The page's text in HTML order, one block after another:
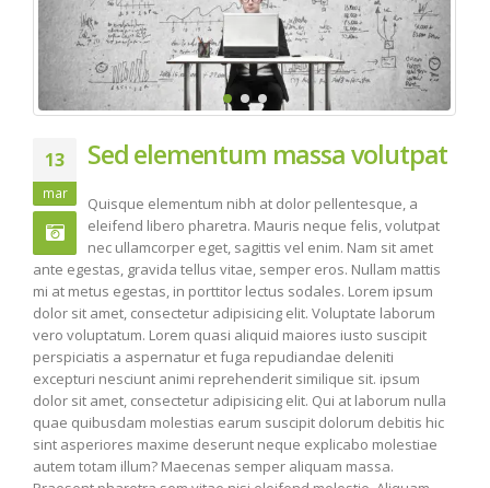
13
mar
Sed elementum massa volutpat
Quisque elementum nibh at dolor pellentesque, a
eleifend libero pharetra. Mauris neque felis, volutpat
nec ullamcorper eget, sagittis vel enim. Nam sit amet
ante egestas, gravida tellus vitae, semper eros. Nullam mattis
mi at metus egestas, in porttitor lectus sodales. Lorem ipsum
dolor sit amet, consectetur adipisicing elit. Voluptate laborum
vero voluptatum. Lorem quasi aliquid maiores iusto suscipit
perspiciatis a aspernatur et fuga repudiandae deleniti
excepturi nesciunt animi reprehenderit similique sit. ipsum
dolor sit amet, consectetur adipisicing elit. Qui at laborum nulla
quae quibusdam molestias earum suscipit dolorum debitis hic
sint asperiores maxime deserunt neque explicabo molestiae
autem totam illum? Maecenas semper aliquam massa.